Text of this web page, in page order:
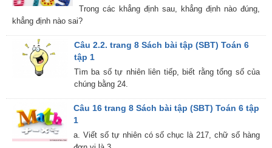
Trong các khẳng định sau, khẳng định nào đúng,
khẳng định nào sai?
Câu 2.2. trang 8 Sách bài tập (SBT) Toán 6
tập 1
Tìm ba số tự nhiên liên tiếp, biết rằng tổng số của
chúng bằng 24.
Câu 16 trang 8 Sách bài tập (SBT) Toán 6 tập
1
a. Viết số tự nhiên có số chục là 217, chữ số hàng